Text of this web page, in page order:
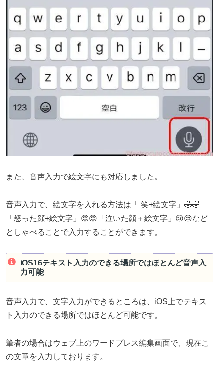
また、音声入力で絵文字にも対応しました。
音声入力で、絵文字を入れる方法は「 笑+絵文字」🤣🤣
「怒った顔+絵文字」😡😡「泣いた顔＋絵文字」😢😢など
としゃべることで入力することができます。
iOS16テキスト入力のできる場所ではほとんど音声入
力可能
音声入力で、文字入力ができるところは、iOS上でテキス
ト入力のできる場所ではほとんど可能です。
筆者の場合はウェブ上のワードプレス編集画面で、現在こ
の文章を入力しております。